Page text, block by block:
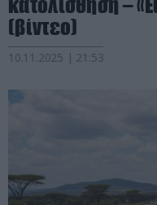
(βίντεο)
10.11.2025 | 21:53